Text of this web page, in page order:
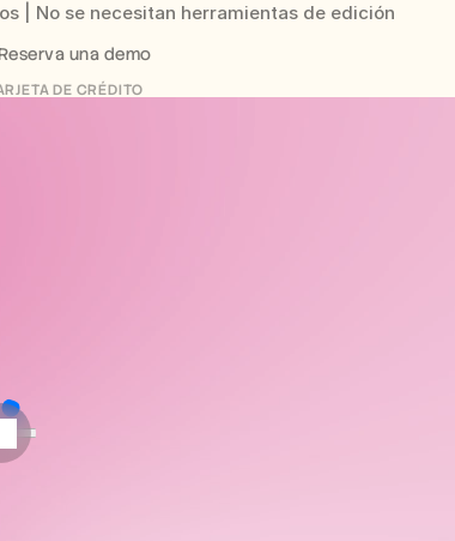
| No se necesitan herramientas de edición
una demo
DE CRÉDITO